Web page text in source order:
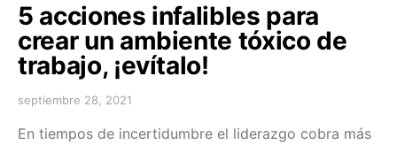
5 acciones infalibles para
crear un ambiente tóxico de
trabajo, ¡evítalo!
septiembre 28, 2021
En tiempos de incertidumbre el liderazgo cobra más